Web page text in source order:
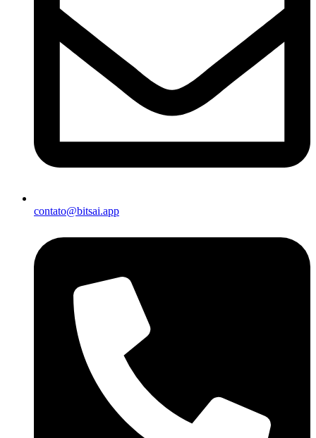
contato@bitsai.app